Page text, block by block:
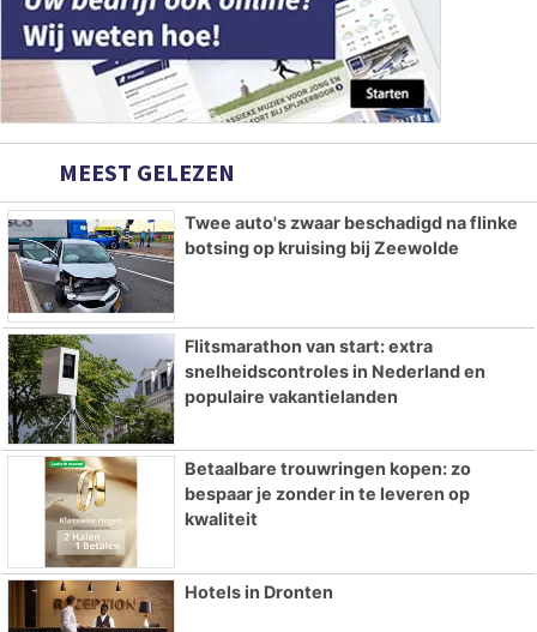
MEEST GELEZEN
Twee auto's zwaar beschadigd na flinke
botsing op kruising bij Zeewolde
Flitsmarathon van start: extra
snelheidscontroles in Nederland en
populaire vakantielanden
Betaalbare trouwringen kopen: zo
bespaar je zonder in te leveren op
kwaliteit
Hotels in Dronten